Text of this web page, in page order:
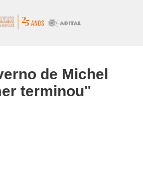
de Michel
terminou"